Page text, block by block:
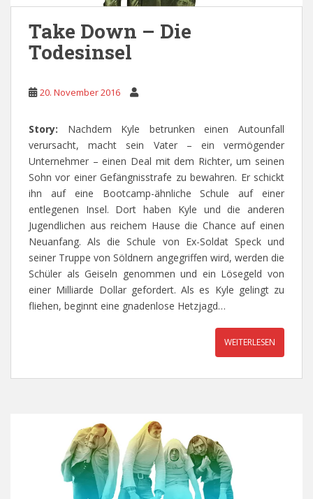
Take Down – Die
Todesinsel
20. November 2016
Story: Nachdem Kyle betrunken einen Autounfall
verursacht, macht sein Vater – ein vermögender
Unternehmer – einen Deal mit dem Richter, um seinen
Sohn vor einer Gefängnisstrafe zu bewahren. Er schickt
ihn auf eine Bootcamp-ähnliche Schule auf einer
entlegenen Insel. Dort haben Kyle und die anderen
Jugendlichen aus reichem Hause die Chance auf einen
Neuanfang. Als die Schule von Ex-Soldat Speck und
seiner Truppe von Söldnern angegriffen wird, werden die
Schüler als Geiseln genommen und ein Lösegeld von
einer Milliarde Dollar gefordert. Als es Kyle gelingt zu
fliehen, beginnt eine gnadenlose Hetzjagd…
WEITERLESEN